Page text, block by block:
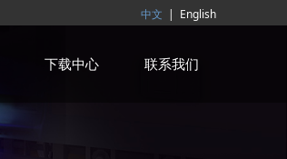
中文 | English
下载中心 联系我们